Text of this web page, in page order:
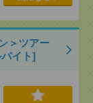
＞ツアー
イト]